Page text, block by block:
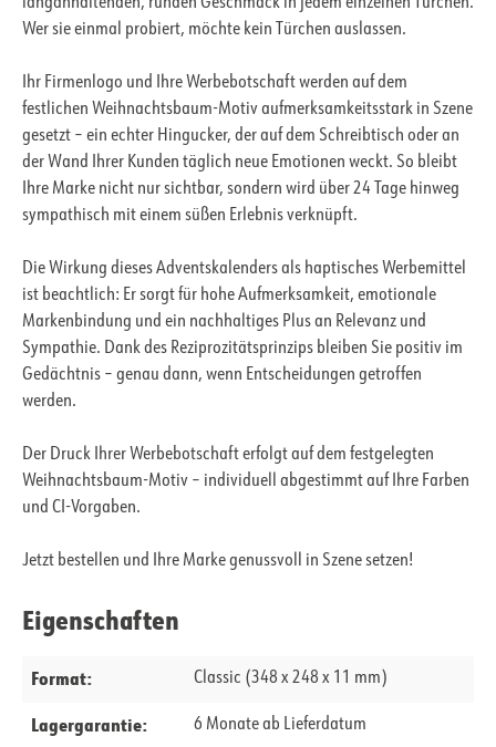
langanhaltenden, runden Geschmack in jedem einzelnen Türchen.
Wer sie einmal probiert, möchte kein Türchen auslassen.
Ihr Firmenlogo und Ihre Werbebotschaft werden auf dem
festlichen Weihnachtsbaum-Motiv aufmerksamkeitsstark in Szene
gesetzt – ein echter Hingucker, der auf dem Schreibtisch oder an
der Wand Ihrer Kunden täglich neue Emotionen weckt. So bleibt
Ihre Marke nicht nur sichtbar, sondern wird über 24 Tage hinweg
sympathisch mit einem süßen Erlebnis verknüpft.
Die Wirkung dieses Adventskalenders als haptisches Werbemittel
ist beachtlich: Er sorgt für hohe Aufmerksamkeit, emotionale
Markenbindung und ein nachhaltiges Plus an Relevanz und
Sympathie. Dank des Reziprozitätsprinzips bleiben Sie positiv im
Gedächtnis – genau dann, wenn Entscheidungen getroffen
werden.
Der Druck Ihrer Werbebotschaft erfolgt auf dem festgelegten
Weihnachtsbaum-Motiv – individuell abgestimmt auf Ihre Farben
und CI-Vorgaben.
Jetzt bestellen und Ihre Marke genussvoll in Szene setzen!
Eigenschaften
Format: Classic (348 x 248 x 11 mm)
Lagergarantie: 6 Monate ab Lieferdatum